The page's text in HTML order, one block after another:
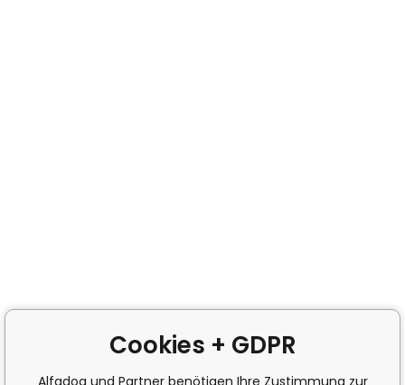
Cookies + GDPR
Alfadog und Partner benötigen Ihre Zustimmung zur